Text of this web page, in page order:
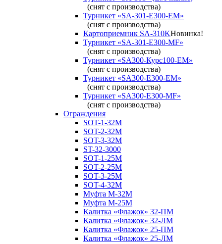
(снят с производства)
Турникет «SA-301-Е300-ЕМ»
(снят с производства)
Картоприемник SA-310KНовинка!
Турникет «SA-301-Е300-MF»
(снят с производства)
Турникет «SA300-Курс100-ЕМ»
(снят с производства)
Турникет «SA300-Е300-EM»
(снят с производства)
Турникет «SA300-Е300-MF»
(снят с производства)
Ограждения
SOT-1-32М
SOT-2-32М
SOT-3-32М
ST-32-3000
SOT-1-25М
SOT-2-25М
SOT-3-25М
SOT-4-32M
Муфта M-32М
Муфта M-25М
Калитка «Флажок» 32-ПМ
Калитка «Флажок» 32-ЛМ
Калитка «Флажок» 25-ПМ
Калитка «Флажок» 25-ЛМ